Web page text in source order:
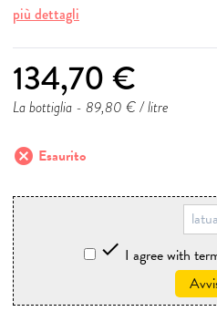
più dettagli
134,70 €
La bottiglia - 89,80 € / litre
cancel Esaurito
 I agree with